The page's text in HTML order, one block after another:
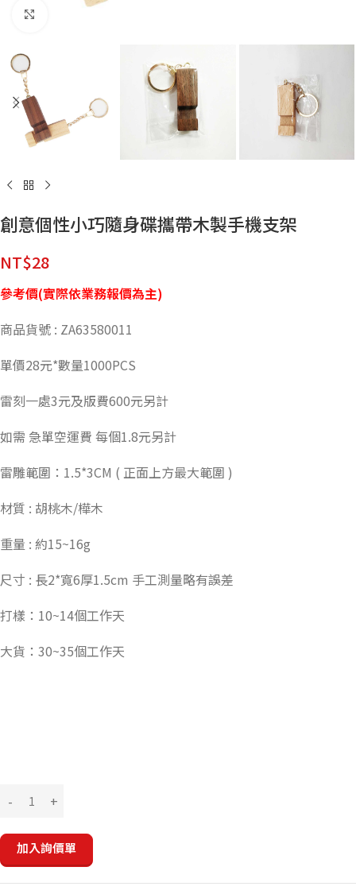
創意個性小巧隨身碟攜帶木製手機支架
NT$28
參考價(實際依業務報價為主)
商品貨號 : ZA63580011
單價28元*數量1000PCS
雷刻一處3元及版費600元另計
如需 急單空運費 每個1.8元另計
雷雕範圍：1.5*3CM ( 正面上方最大範圍 )
材質 : 胡桃木/樺木
重量 : 約15~16g
尺寸 : 長2*寬6厚1.5cm 手工測量略有誤差
打樣：10~14個工作天
大貨：30~35個工作天
加入詢價單